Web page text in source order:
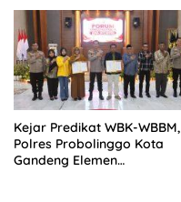
Kejar Predikat WBK-WBBM,
Polres Probolinggo Kota
Gandeng Elemen